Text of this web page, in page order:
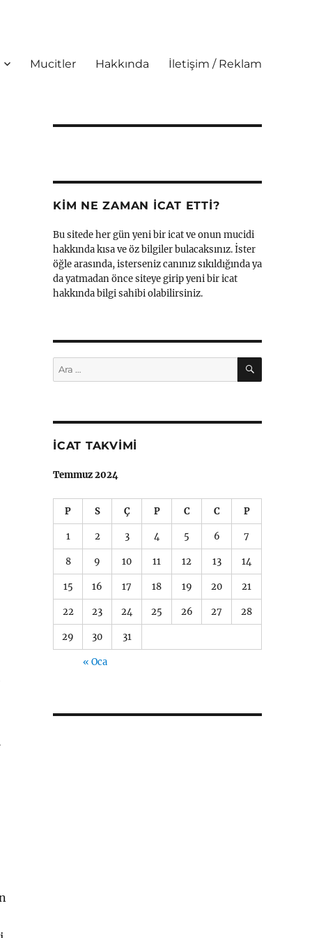
Mucitler Hakkında İletişim / Reklam
KIM NE ZAMAN İCAT ETTI?
Bu sitede her gün yeni bir icat ve onun mucidi
hakkında kısa ve öz bilgiler bulacaksınız. İster
öğle arasında, isterseniz canınız sıkıldığında ya
da yatmadan önce siteye girip yeni bir icat
hakkında bilgi sahibi olabilirsiniz.
Ara: ARA
İCAT TAKVIMI
Temmuz 2024
P S Ç P C C P
1 2 3 4 5 6 7
8 9 10 11 12 13 14
15 16 17 18 19 20 21
22 23 24 25 26 27 28
29 30 31
« Oca